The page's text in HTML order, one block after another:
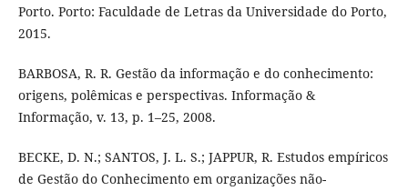
Porto. Porto: Faculdade de Letras da Universidade do Porto,
2015.
BARBOSA, R. R. Gestão da informação e do conhecimento:
origens, polêmicas e perspectivas. Informação &
Informação, v. 13, p. 1–25, 2008.
BECKE, D. N.; SANTOS, J. L. S.; JAPPUR, R. Estudos empíricos
de Gestão do Conhecimento em organizações não-